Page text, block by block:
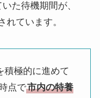
た待機期間が、
れています。
積極的に進めて
点で市内の特養